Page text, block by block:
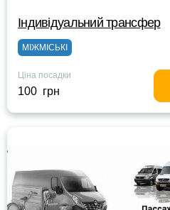
Індивідуальний трансфер
МІЖМІСЬКІ
Ціна посадки
100 грн